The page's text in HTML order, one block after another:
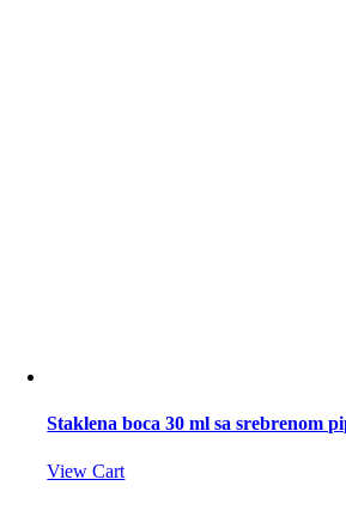
Staklena boca 30 ml sa srebrenom
View Cart